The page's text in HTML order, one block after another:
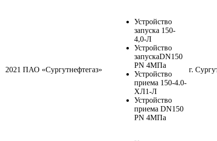
2021 ПАО «Сургутнефтегаз»
Устройство
запуска 150-
4,0-Л
Устройство
запускаDN150
PN 4МПа
Устройство
приема 150-4.0-
ХЛ1-Л
Устройство
приема DN150
PN 4МПа
г.